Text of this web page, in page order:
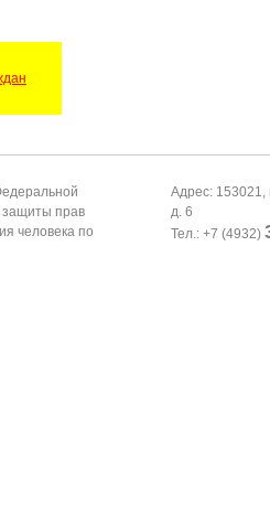
защиты прав
человека по
Адрес: 153021,
д. 6
Тел.: +7 (4932)